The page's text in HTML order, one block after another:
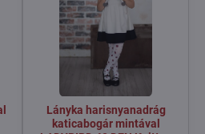
Lányka harisnyanadrág
katicabogár mintával